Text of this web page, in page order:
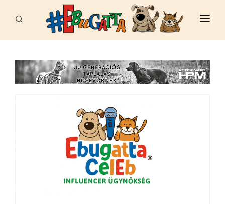
FŐOLDAL
HÍREK
CELEB
ÁLLATI JÓ HELYEK
ÁLLATVÉDELEM